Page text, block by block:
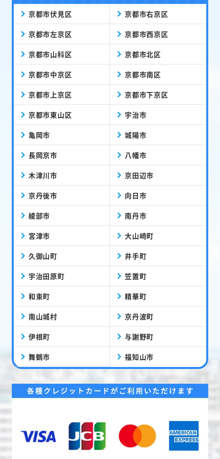
京都市伏見区 京都市右京区
京都市左京区 京都市西京区
京都市山科区 京都市北区
京都市中京区 京都市南区
京都市上京区 京都市下京区
京都市東山区 宇治市
亀岡市 城陽市
長岡京市 八幡市
木津川市 京田辺市
京丹後市 向日市
綾部市 南丹市
宮津市 大山崎町
久御山町 井手町
宇治田原町 笠置町
和束町 精華町
南山城村 京丹波町
伊根町 与謝野町
舞鶴市 福知山市